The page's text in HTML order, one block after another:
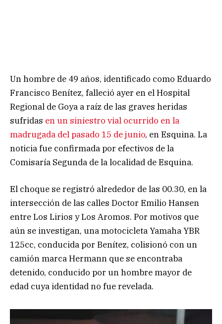
Un hombre de 49 años, identificado como Eduardo
Francisco Benítez, falleció ayer en el Hospital
Regional de Goya a raíz de las graves heridas
sufridas en un siniestro vial ocurrido en la
madrugada del pasado 15 de junio, en Esquina. La
noticia fue confirmada por efectivos de la
Comisaría Segunda de la localidad de Esquina.
El choque se registró alrededor de las 00.30, en la
intersección de las calles Doctor Emilio Hansen
entre Los Lirios y Los Aromos. Por motivos que
aún se investigan, una motocicleta Yamaha YBR
125cc, conducida por Benítez, colisionó con un
camión marca Hermann que se encontraba
detenido, conducido por un hombre mayor de
edad cuya identidad no fue revelada.